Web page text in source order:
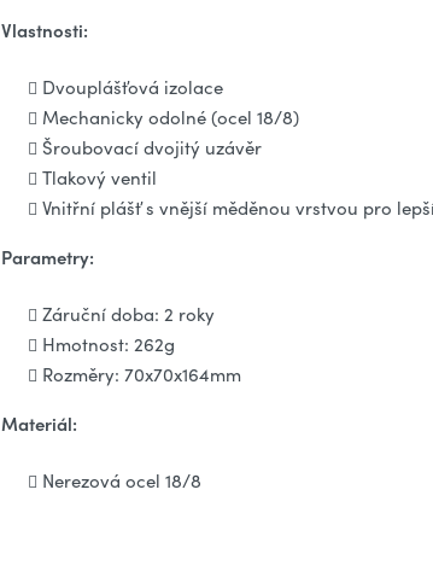
Vlastnosti:
Dvouplášťová izolace
Mechanicky odolné (ocel 18/8)
Šroubovací dvojitý uzávěr
Tlakový ventil
Vnitřní plášť s vnější měděnou vrstvou pro
Parametry:
Záruční doba: 2 roky
Hmotnost: 262g
Rozměry: 70x70x164mm
Materiál:
Nerezová ocel 18/8